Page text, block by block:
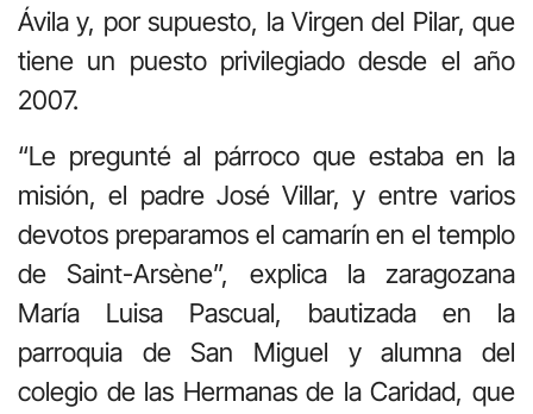
Ávila y, por supuesto, la Virgen del Pilar, que
tiene un puesto privilegiado desde el año
2007.
“Le pregunté al párroco que estaba en la
misión, el padre José Villar, y entre varios
devotos preparamos el camarín en el templo
de Saint-Arsène”, explica la zaragozana
María Luisa Pascual, bautizada en la
parroquia de San Miguel y alumna del
colegio de las Hermanas de la Caridad, que